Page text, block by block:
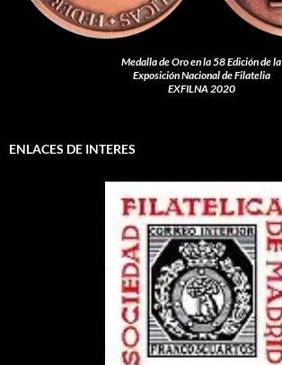
Medalla de Oro en la 58 Edición de la
Exposición Nacional de Filatelia
EXFILNA 2020
ENLACES DE INTERES